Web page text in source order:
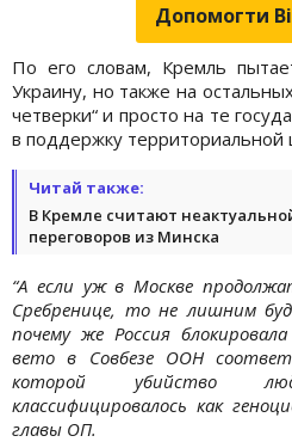
Допомогти
По его словам, Кремль
Украину, но также на
четверки“ и просто на те
в поддержку территориальной
Читай также:
В Кремле считают
переговоров из Минска
“А если уж в Москве
Сребренице, то не лишним
почему же Россия
вето в Совбезе ООН
которой убийство
классифицировалось как
главы ОП.